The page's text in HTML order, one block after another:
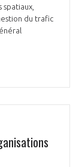
du trafic